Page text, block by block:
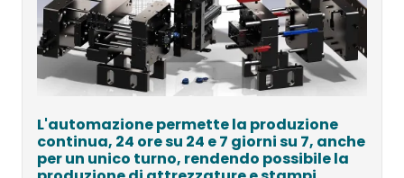
L'automazione permette la produzione
continua, 24 ore su 24 e 7 giorni su 7, anche
per un unico turno, rendendo possibile la